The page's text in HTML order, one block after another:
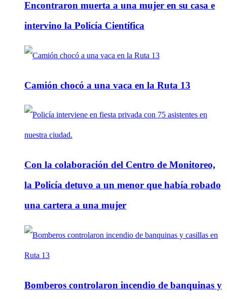
Encontraron muerta a una mujer en su casa e
intervino la Policía Científica
Camión chocó a una vaca en la Ruta 13
Con la colaboración del Centro de Monitoreo,
la Policía detuvo a un menor que había robado
una cartera a una mujer
Bomberos controlaron incendio de banquinas y